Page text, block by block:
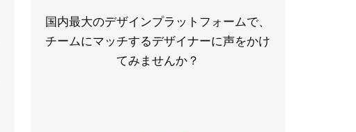
国内最大のデザインプラットフォームで、
チームにマッチするデザイナーに声をかけ
てみませんか？